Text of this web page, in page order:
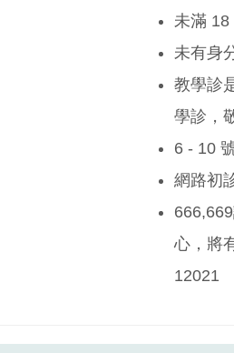
未滿 18
未有身
教學診
學診，
6 - 10
網路初
心，將
12021